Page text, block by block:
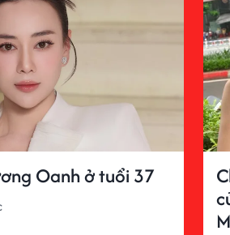
Oanh ở tuổi 37